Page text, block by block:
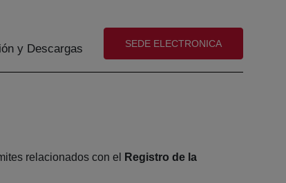
y Descargas (abre en nueva ventana)
SEDE ELECTRONICA
relacionados con el
Registro de la